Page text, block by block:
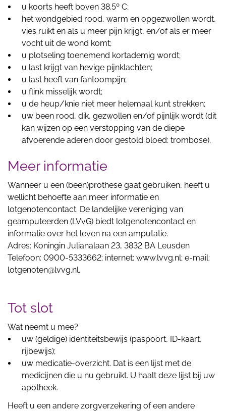
u koorts heeft boven 38.5º C;
het wondgebied rood, warm en opgezwollen wordt,
vies ruikt en als u meer pijn krijgt, en/of als er meer
vocht uit de wond komt;
u plotseling toenemend kortademig wordt;
u last krijgt van hevige pijnklachten;
u last heeft van fantoompijn;
u flink misselijk wordt;
u de heup/knie niet meer helemaal kunt strekken;
uw been rood, dik, gezwollen en/of pijnlijk wordt (dit
kan wijzen op een verstopping van de diepe
afvoerende aderen door gestold bloed: trombose).
Meer informatie
Wanneer u een (been)prothese gaat gebruiken, heeft u
wellicht behoefte aan meer informatie en
lotgenotencontact. De landelijke vereniging van
geamputeerden (LVvG) biedt lotgenotencontact en
informatie over het leven na een amputatie.
Adres: Koningin Julianalaan 23, 3832 BA Leusden
Telefoon: 0900-5333662; internet: www.lvvg.nl; e-mail:
lotgenoten@lvvg.nl.
Tot slot
Wat neemt u mee?
uw (geldige) identiteitsbewijs (paspoort, ID-kaart,
rijbewijs);
uw medicatie-overzicht. Dat is een lijst met de
medicijnen die u nu gebruikt. U haalt deze lijst bij uw
apotheek.
Heeft u een andere zorgverzekering of een andere